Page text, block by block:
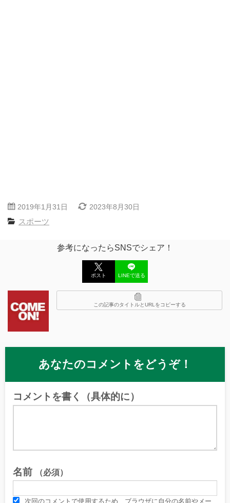
2019年1月31日 2023年8月30日
スポーツ
参考になったらSNSでシェア！
ポスト LINEで送る
この記事のタイトルとURLをコピーする
あなたのコメントをどうぞ！
コメントを書く（具体的に）
名前 （必須）
次回のコメントで使用するため、ブラウザに自分の名前やメー